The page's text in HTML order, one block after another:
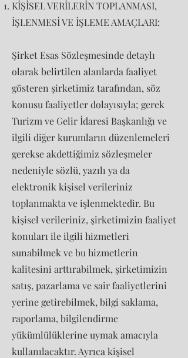
KİŞİSEL VERİLERİN TOPLANMASI,
İŞLENMESİ VE İŞLEME AMAÇLARI:
Şirket Esas Sözleşmesinde detaylı
olarak belirtilen alanlarda faaliyet
gösteren şirketimiz tarafından, söz
konusu faaliyetler dolayısıyla; gerek
Turizm ve Gelir İdaresi Başkanlığı ve
ilgili diğer kurumların düzenlemeleri
gerekse akdettiğimiz sözleşmeler
nedeniyle sözlü, yazılı ya da
elektronik kişisel verileriniz
toplanmakta ve işlenmektedir. Bu
kişisel verileriniz, şirketimizin faaliyet
konuları ile ilgili hizmetleri
sunabilmek ve bu hizmetlerin
kalitesini arttırabilmek, şirketimizin
satış, pazarlama ve sair faaliyetlerini
yerine getirebilmek, bilgi saklama,
raporlama, bilgilendirme
yükümlülüklerine uymak amacıyla
kullanılacaktır. Ayrıca kişisel